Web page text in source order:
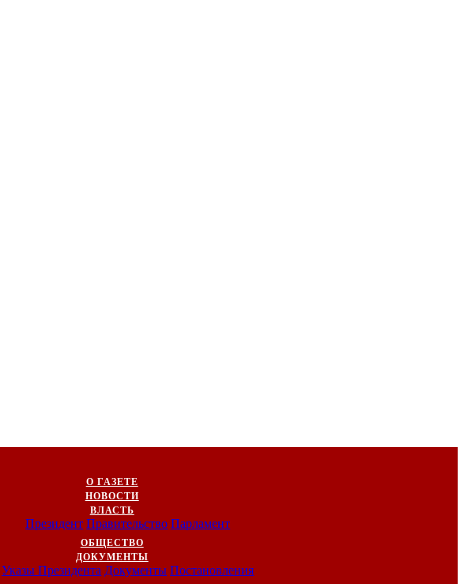
О ГАЗЕТЕ
НОВОСТИ
ВЛАСТЬ
Президент Правительство Парламент
ОБЩЕСТВО
ДОКУМЕНТЫ
Указы Президента Документы Постановления